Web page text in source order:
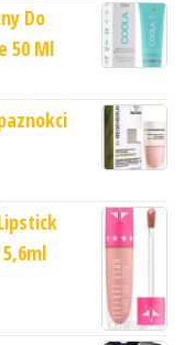
Do
50 Ml